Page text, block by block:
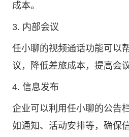
成本。
3. 内部会议
任小聊的视频通话功能可以
议，降低差旅成本，提高会
4. 信息发布
企业可以利用任小聊的公告
如通知、活动安排等，确保